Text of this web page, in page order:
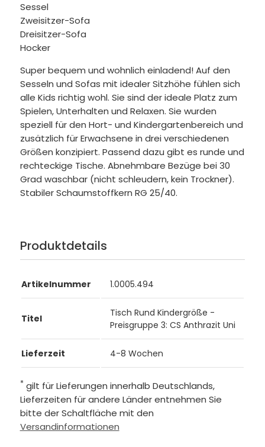
Sessel
Zweisitzer-Sofa
Dreisitzer-Sofa
Hocker
Super bequem und wohnlich einladend! Auf den
Sesseln und Sofas mit idealer Sitzhöhe fühlen sich
alle Kids richtig wohl. Sie sind der ideale Platz zum
Spielen, Unterhalten und Relaxen. Sie wurden
speziell für den Hort- und Kindergartenbereich und
zusätzlich für Erwachsene in drei verschiedenen
Größen konzipiert. Passend dazu gibt es runde und
rechteckige Tische. Abnehmbare Bezüge bei 30
Grad waschbar (nicht schleudern, kein Trockner).
Stabiler Schaumstoffkern RG 25/40.
Produktdetails
Artikelnummer 1.0005.494
Titel
Tisch Rund Kindergröße -
Preisgruppe 3: CS Anthrazit Uni
Lieferzeit 4-8 Wochen
* gilt für Lieferungen innerhalb Deutschlands,
Lieferzeiten für andere Länder entnehmen Sie
bitte der Schaltfläche mit den
Versandinformationen